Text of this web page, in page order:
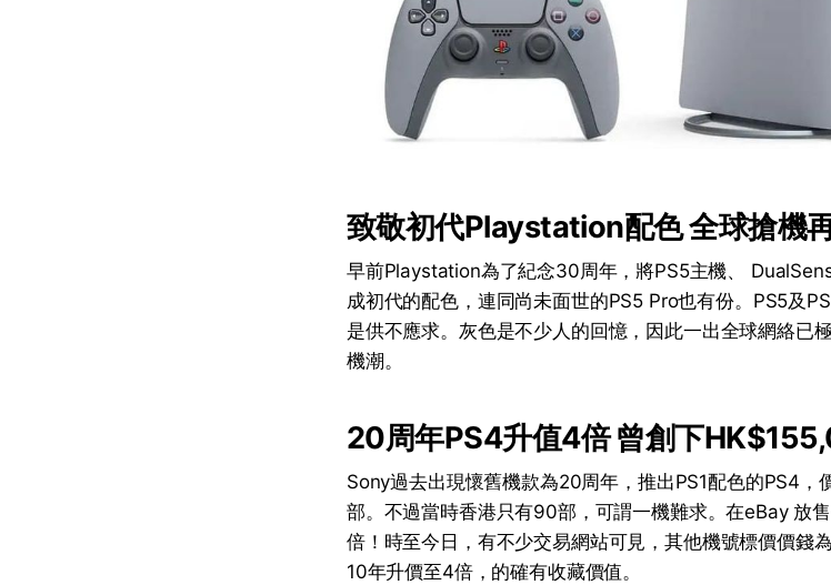
致敬初代Playstation配色 全球搶機
早前Playstation為了紀念30周年，將PS5主機、
成初代的配色，連同尚未面世的PS5 Pro也有份。PS5及
是供不應求。灰色是不少人的回憶，因此一出全球網絡已
機潮。
20周年PS4升值4倍 曾創下
Sony過去出現懷舊機款為20周年，推出PS1配色的PS4
部。不過當時香港只有90部，可謂一機難求。在eBay 放
倍！時至今日，有不少交易網站可見，其他機號標價價
10年升價至4倍，的確有收藏價值。